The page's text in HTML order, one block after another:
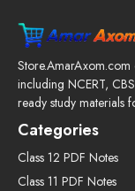
Store.AmarAxom.com
including NCERT,
ready study materials
Categories
Class 12 PDF Notes
Class 11 PDF Notes